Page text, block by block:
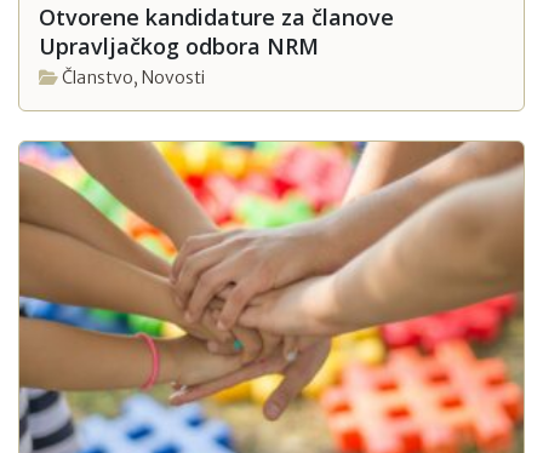
Otvorene kandidature za članove
Upravljačkog odbora NRM
Članstvo, Novosti